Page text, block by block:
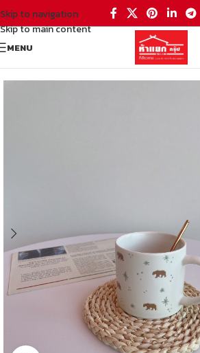
Skip to navigation
Skip to main content
MENU
แก้วเซรามิค แจกัน